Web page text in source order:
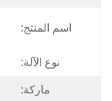
اسم المنتج:
نوع الآلة:
ماركة: